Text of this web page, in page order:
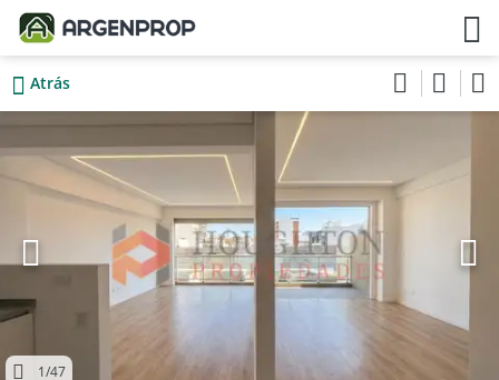
Atrás
1/47